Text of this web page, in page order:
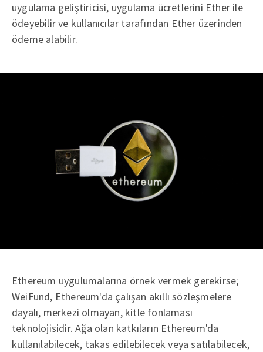
uygulama geliştiricisi, uygulama ücretlerini Ether ile
ödeyebilir ve kullanıcılar tarafından Ether üzerinden
ödeme alabilir.
Ethereum uygulumalarına örnek vermek gerekirse;
WeiFund, Ethereum'da çalışan akıllı sözleşmelere
dayalı, merkezi olmayan, kitle fonlaması
teknolojisidir. Ağa olan katkıların Ethereum'da
kullanılabilecek, takas edilebilecek veya satılabilecek,